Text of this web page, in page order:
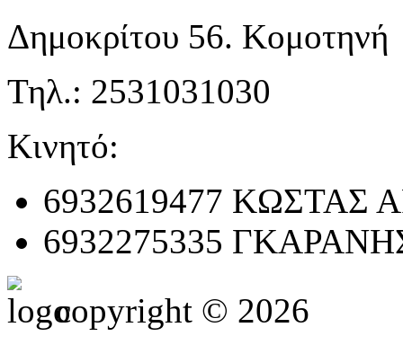
Δημοκρίτου 56. Κομοτηνή
Τηλ.: 2531031030
Κινητό:
6932619477
6932275335
copyright © 2026